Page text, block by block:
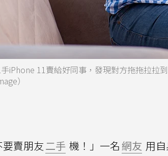
iPhone 11賣給好同事，發現對方拖拖拉拉
）
要賣朋友二手 機！」一名網友 用